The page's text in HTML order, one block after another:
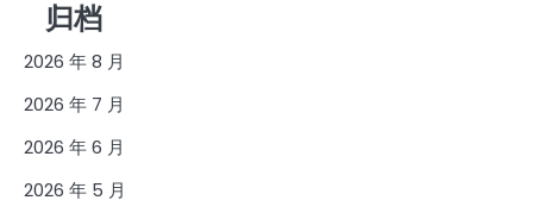
归档
2026 年 8 月
2026 年 7 月
2026 年 6 月
2026 年 5 月